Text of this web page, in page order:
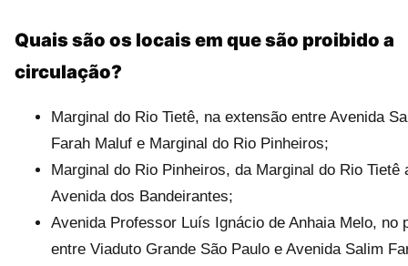
Quais são os locais em que são proibido a
circulação?
Marginal do Rio Tietê, na extensão entre Avenida
Farah Maluf e Marginal do Rio Pinheiros;
Marginal do Rio Pinheiros, da Marginal do Rio Tietê
Avenida dos Bandeirantes;
Avenida Professor Luís Ignácio de Anhaia Melo, no
entre Viaduto Grande São Paulo e Avenida Salim